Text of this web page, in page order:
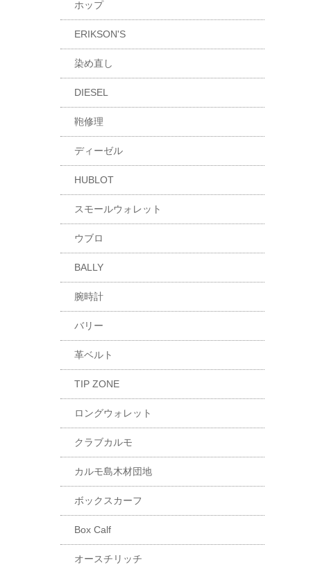
ホップ
ERIKSON'S
染め直し
DIESEL
鞄修理
ディーゼル
HUBLOT
スモールウォレット
ウブロ
BALLY
腕時計
バリー
革ベルト
TIP ZONE
ロングウォレット
クラブカルモ
カルモ島木材団地
ボックスカーフ
Box Calf
オースチリッチ